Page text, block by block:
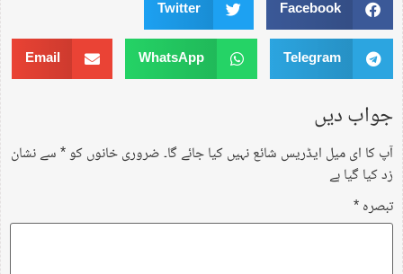
Facebook
Twitter
Telegram
WhatsApp
Email
جواب دیں
آپ کا ای میل ایڈریس شائع نہیں کیا جائے گا۔ضروری خانوں کو*سے نشان
زد کیا گیا ہے
تبصرہ*